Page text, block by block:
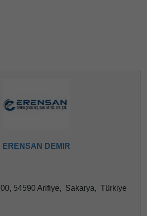
ERENSAN DEMIR
54590 Arifiye, Sakarya, Türkiye